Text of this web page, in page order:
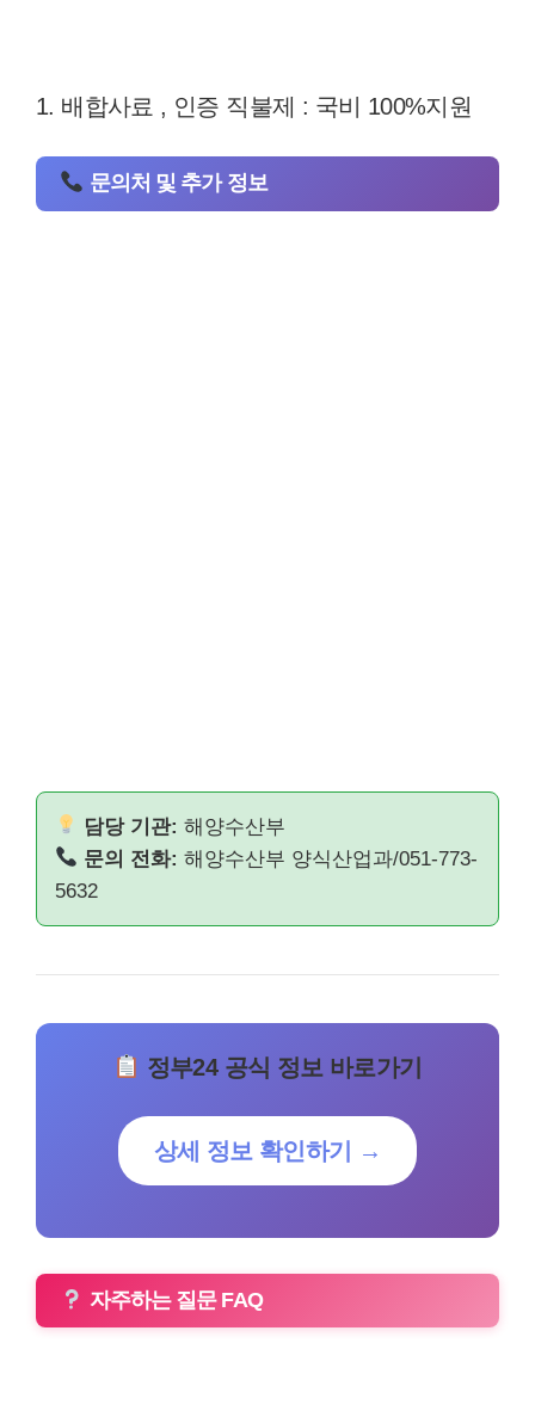
1. 배합사료 , 인증 직불제 : 국비 100%지원
문의처 및 추가 정보
담당 기관: 해양수산부
문의 전화: 해양수산부 양식산업과/051-773-
5632
정부24 공식 정보 바로가기
상세 정보 확인하기 →
자주하는 질문 FAQ